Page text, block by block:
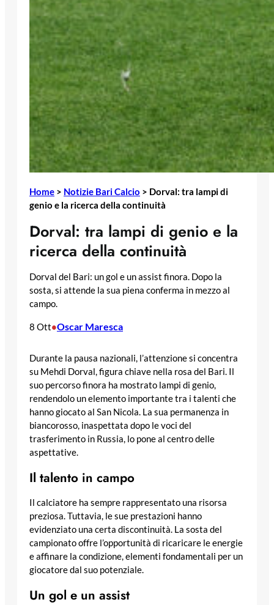
Home > Notizie Bari Calcio > Dorval: tra lampi di
genio e la ricerca della continuità
Dorval: tra lampi di genio e la
ricerca della continuità
Dorval del Bari: un gol e un assist finora. Dopo la
sosta, si attende la sua piena conferma in mezzo al
campo.
8 Ott•Oscar Maresca
Durante la pausa nazionali, l’attenzione si concentra
su Mehdi Dorval, figura chiave nella rosa del Bari. Il
suo percorso finora ha mostrato lampi di genio,
rendendolo un elemento importante tra i talenti che
hanno giocato al San Nicola. La sua permanenza in
biancorosso, inaspettata dopo le voci del
trasferimento in Russia, lo pone al centro delle
aspettative.
Il talento in campo
Il calciatore ha sempre rappresentato una risorsa
preziosa. Tuttavia, le sue prestazioni hanno
evidenziato una certa discontinuità. La sosta del
campionato offre l’opportunità di ricaricare le energie
e affinare la condizione, elementi fondamentali per un
giocatore dal suo potenziale.
Un gol e un assist